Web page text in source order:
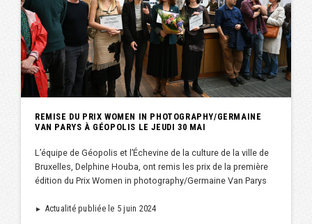
REMISE DU PRIX WOMEN IN PHOTOGRAPHY/GERMAINE
VAN PARYS À GÉOPOLIS LE JEUDI 30 MAI
L’équipe de Géopolis et l’Échevine de la culture de la ville de
Bruxelles, Delphine Houba, ont remis les prix de la première
édition du Prix Women in photography/Germaine Van Parys
► Actualité publiée le 5 juin 2024